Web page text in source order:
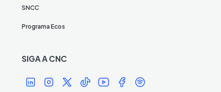
SNCC
Programa Ecos
SIGA A CNC
Í Í Í Í Í Í Í